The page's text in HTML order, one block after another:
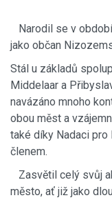
Narodil se v
jako občan
Stál u základů
Middelaar a
navázáno mnoho
obou měst a
také díky Nadaci
členem.
Zasvětil celý svůj
město, ať již jako